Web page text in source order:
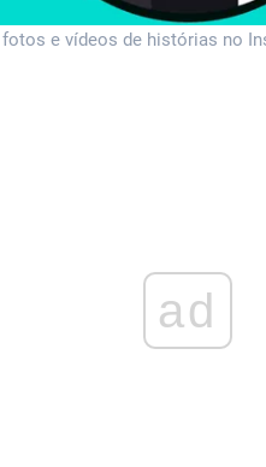
e vídeos de histórias no
ad